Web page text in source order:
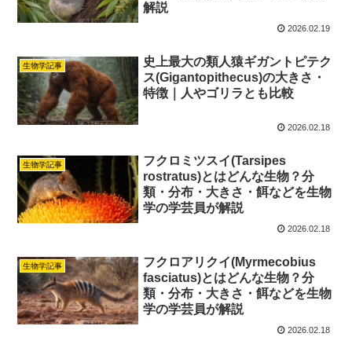
解説
2026.02.19
生物学記事
史上最大の類人猿ギガントピテク
ス(Gigantopithecus)の大きさ・
特徴｜人やゴリラとも比較
2026.02.18
生物学記事
フクロミツスイ(Tarsipes
rostratus)とはどんな生物？分
類・分布・大きさ・餌などを生物
学の学芸員が解説
2026.02.18
生物学記事
フクロアリクイ(Myrmecobius
fasciatus)とはどんな生物？分
類・分布・大きさ・餌などを生物
学の学芸員が解説
2026.02.18